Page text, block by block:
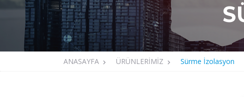
ANASAYFA ÜRÜNLERİMİZ Sürme İzolasyon